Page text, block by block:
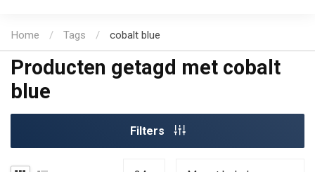
Home / Tags / cobalt blue
Producten getagd met cobalt
blue
Filters